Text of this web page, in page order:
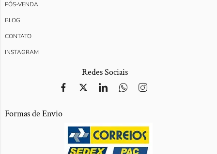
PÓS-VENDA
BLOG
CONTATO
INSTAGRAM
Redes Sociais
Formas de Envio